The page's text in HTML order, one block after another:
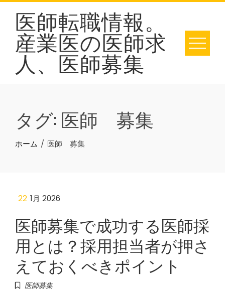
Skip
content医師転職情報。
産業医の医師求
人、医師募集
タグ: 医師 募集
ホーム 医師 募集
22 1月 2026
医師募集で成功する医師採
用とは？採用担当者が押さ
えておくべきポイント
医師募集